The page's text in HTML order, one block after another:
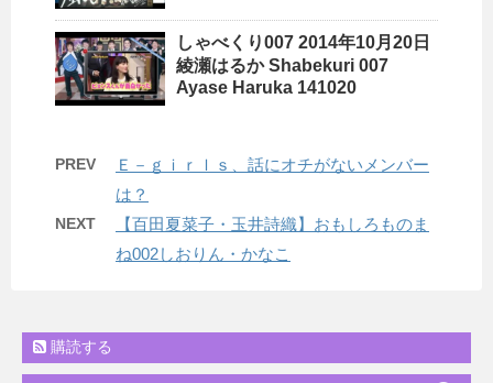
しゃべくり007 2014年10月20日
綾瀬はるか Shabekuri 007
Ayase Haruka 141020
PREV
Ｅ－ｇｉｒｌｓ、話にオチがないメンバー
は？
NEXT
【百田夏菜子・玉井詩織】おもしろものま
ね002しおりん・かなこ
購読する